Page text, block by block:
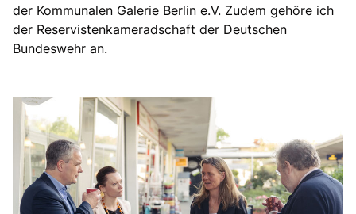
der Kommunalen Galerie Berlin e.V. Zudem gehöre ich
der Reservistenkameradschaft der Deutschen
Bundeswehr an.